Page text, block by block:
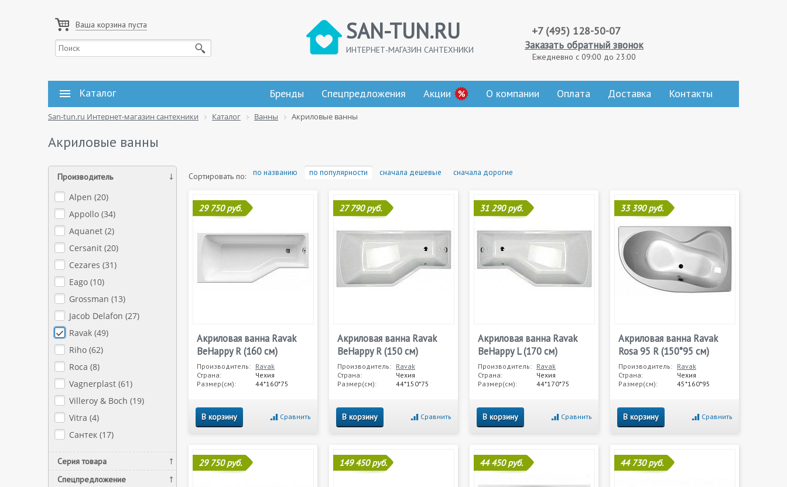
Ваша корзина пуста SAN-TUN.RU
ИНТЕРНЕТ-МАГАЗИН САНТЕХНИКИ
+7 (495) 128-50-07
Заказать обратный звонок
Ежедневно с 09:00 до 23:00
Каталог Бренды Спецпредложения Акции О компании Оплата Доставка Контакты
San-tun.ru Интернет-магазин сантехники Каталог Ванны Акриловые ванны
Акриловые ванны
Производитель
Alpen (20)
Appollo (34)
Aquanet (2)
Cersanit (20)
Cezares (31)
Eago (10)
Grossman (13)
Jacob Delafon (27)
Ravak (49)
Riho (62)
Roca (8)
Vagnerplast (61)
Villeroy & Boch (19)
Vitra (4)
Сантек (17)
Серия товара
Спецпредложение
Сортировать по: по названию по популярности сначала дешевые сначала дорогие
29 750 руб.
Акриловая ванна Ravak
BeHappy R (160 см)
Производитель: Ravak
Страна:
Чехия
Размер(см):
44*160*75
В корзину Сравнить
27 790 руб.
Акриловая ванна Ravak
BeHappy R (150 см)
Производитель: Ravak
Страна:
Чехия
Размер(см):
44*150*75
В корзину Сравнить
31 290 руб.
Акриловая ванна Ravak
BeHappy L (170 см)
Производитель: Ravak
Страна:
Чехия
Размер(см):
44*170*75
В корзину Сравнить
33 390 руб.
Акриловая ванна Ravak
Rosa 95 R (150*95 см)
Производитель: Ravak
Страна:
Чехия
Размер(см):
45*160*95
В корзину Сравнить
29 750 руб. 149 450 руб. 44 450 руб. 44 730 руб.